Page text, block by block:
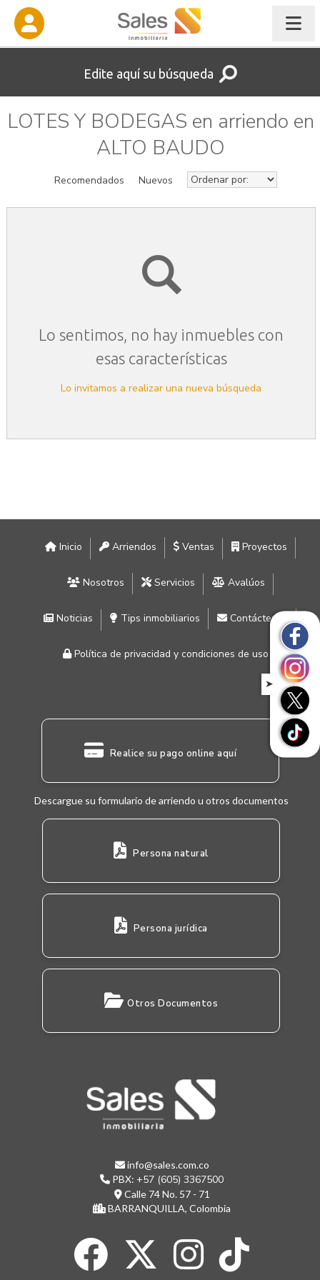
Edite aquí su búsqueda
LOTES Y BODEGAS en arriendo en
ALTO BAUDO
Recomendados Nuevos
Lo sentimos, no hay inmuebles con
esas características
Lo invitamos a realizar una nueva búsqueda
Inicio Arriendos Ventas Proyectos
Nosotros Servicios Avalúos
Noticias Tips inmobiliarios Contáctenos
Política de privacidad y condiciones de uso
Realice su pago online aquí
Descargue su formulario de arriendo u otros documentos
Persona natural
Persona jurídica
Otros Documentos
info@sales.com.co
PBX: +57 (605) 3367500
Calle 74 No. 57 - 71
BARRANQUILLA, Colombia
➤